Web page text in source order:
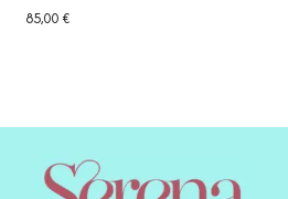
85,00€